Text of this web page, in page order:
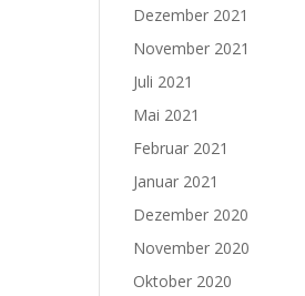
Dezember 2021
November 2021
Juli 2021
Mai 2021
Februar 2021
Januar 2021
Dezember 2020
November 2020
Oktober 2020